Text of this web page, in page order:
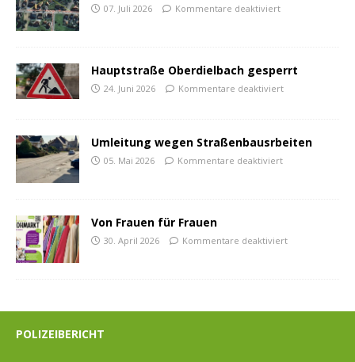
07. Juli 2026 Kommentare deaktiviert
Hauptstraße Oberdielbach gesperrt
24. Juni 2026 Kommentare deaktiviert
Umleitung wegen Straßenbausrbeiten
05. Mai 2026 Kommentare deaktiviert
Von Frauen für Frauen
30. April 2026 Kommentare deaktiviert
POLIZEIBERICHT